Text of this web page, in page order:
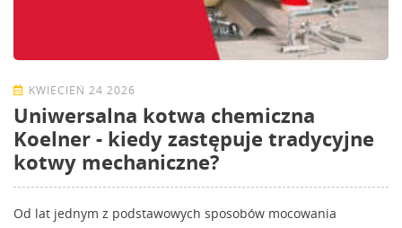
KWIECIEŃ 24 2026
Uniwersalna kotwa chemiczna
Koelner - kiedy zastępuje tradycyjne
kotwy mechaniczne?
Od lat jednym z podstawowych sposobów mocowania